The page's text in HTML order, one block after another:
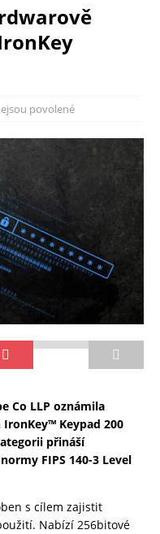
povolené
Co LLP oznámila
Keypad 200
přináší
FIPS 140-3 Level
s cílem zajistit
Nabízí 256bitové